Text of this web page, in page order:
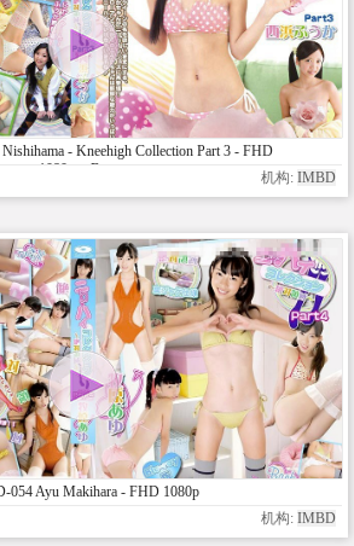
- Kneehigh Collection Part 3 - FHD
1080p + Bonus
机构: IMBD
054 Ayu Makihara - FHD 1080p
机构: IMBD